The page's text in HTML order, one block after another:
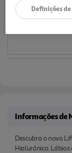
Notas de preparação
Informações de
Descubra o novo
Hialurónico.
Definições